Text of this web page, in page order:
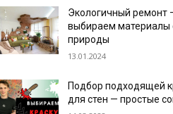
Экологичный ремонт
выбираем материалы
природы
13.01.2024
Подбор подходящей
для стен — простые